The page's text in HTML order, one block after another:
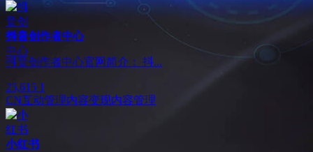
抖音创作者中心
抖音创作者中心官网简介： 抖...
25,615 1
CN互动管理内容变现内容管理
小红书